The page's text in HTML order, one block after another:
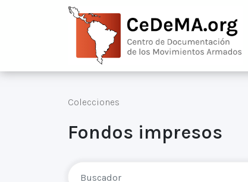
Colecciones
Fondos impresos